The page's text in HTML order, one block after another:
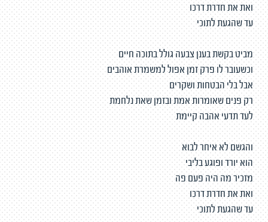
ואת את חדרת דרכו
עד שהגעת לתוכי
מביט בקשת בענן צבעה גולל בתוכה חיים
וכשעובר לו פרק זמן אפול למשמרת אוהבים
אבל בלי הבטחות ושקרים
רק פנים שאומרות אמת ובזמן שאת נלחמת
לעד תדעי אהבה קיימת
והגשם לא איחר לבוא
הוא יורד ופוגע בליבי
מזכיר מה היה פעם פה
ואת את חדרת דרכו
עד שהגעת לתוכי